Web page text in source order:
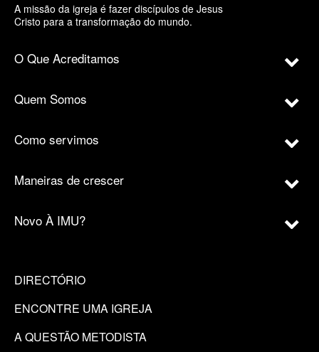
A missão da igreja é fazer discípulos de Jesus
Cristo para a transformação do mundo.
O Que Acreditamos
Quem Somos
Como servimos
Maneiras de crescer
Novo À IMU?
DIRECTÓRIO
ENCONTRE UMA IGREJA
A QUESTÃO METODISTA